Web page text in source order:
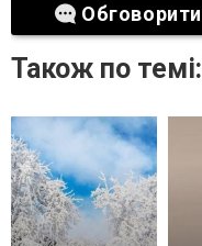
Обговорити
Також по темі: